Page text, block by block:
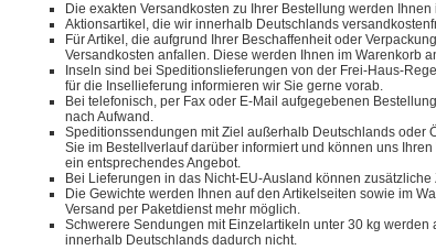
Die exakten Versandkosten zu Ihrer Bestellung werden
Aktionsartikel, die wir innerhalb Deutschlands
Für Artikel, die aufgrund Ihrer Beschaffenheit oder
Versandkosten anfallen. Diese werden Ihnen im Warenkorb
Inseln sind bei Speditionslieferungen von der Frei-Haus-
für die Insellieferung informieren wir Sie gerne vorab.
Bei telefonisch, per Fax oder E-Mail aufgegebenen
nach Aufwand.
Speditionssendungen mit Ziel außerhalb Deutschlands oder
Sie im Bestellverlauf darüber informiert und können uns
ein entsprechendes Angebot.
Bei Lieferungen in das Nicht-EU-Ausland können
Die Gewichte werden Ihnen auf den Artikelseiten sowie im
Versand per Paketdienst mehr möglich.
Schwerere Sendungen mit Einzelartikeln unter 30 kg
innerhalb Deutschlands dadurch nicht.